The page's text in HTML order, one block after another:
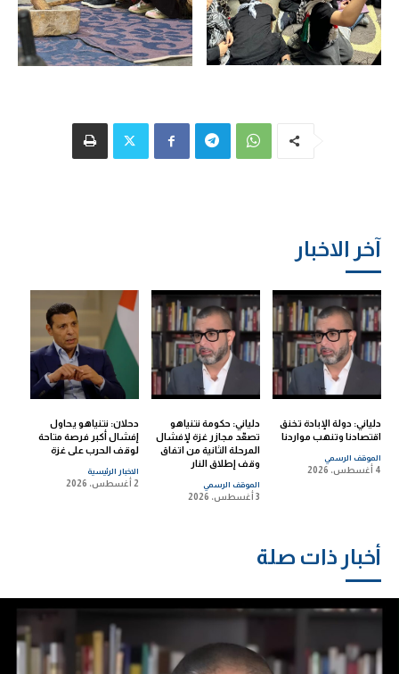
آخر الاخبار
دلياني: دولة الإبادة تخنق
اقتصادنا وتنهب مواردنا
الموقف الرسمي
4 أغسطس، 2026
دلياني: حكومة نتنياهو
تصعّد مجازر غزة لإفشال
المرحلة الثانية من اتفاق
وقف إطلاق النار
الموقف الرسمي
3 أغسطس، 2026
دحلان: نتنياهو يحاول
إفشال أكبر فرصة متاحة
لوقف الحرب على غزة
الاخبار الرئيسية
2 أغسطس، 2026
أخبار ذات صلة